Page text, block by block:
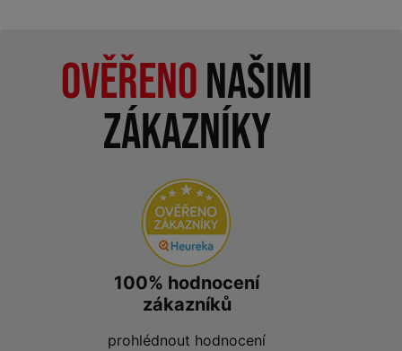
Ověřenonašimi
zákazníky
100% hodnocení
zákazníků
prohlédnout hodnocení